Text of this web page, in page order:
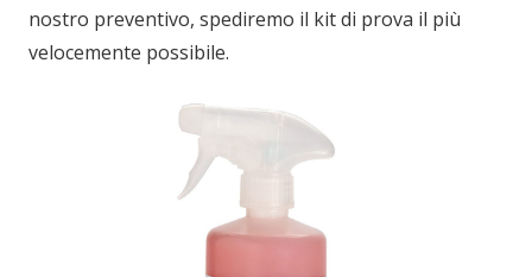
nostro preventivo, spediremo il kit di prova il più
velocemente possibile.